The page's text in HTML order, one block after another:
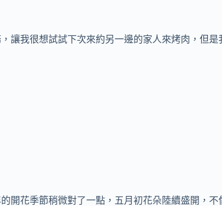
讓我很想試試下次來約另一邊的家人來烤肉，但
開花季節稍微對了一點，五月初花朵陸續盛開，